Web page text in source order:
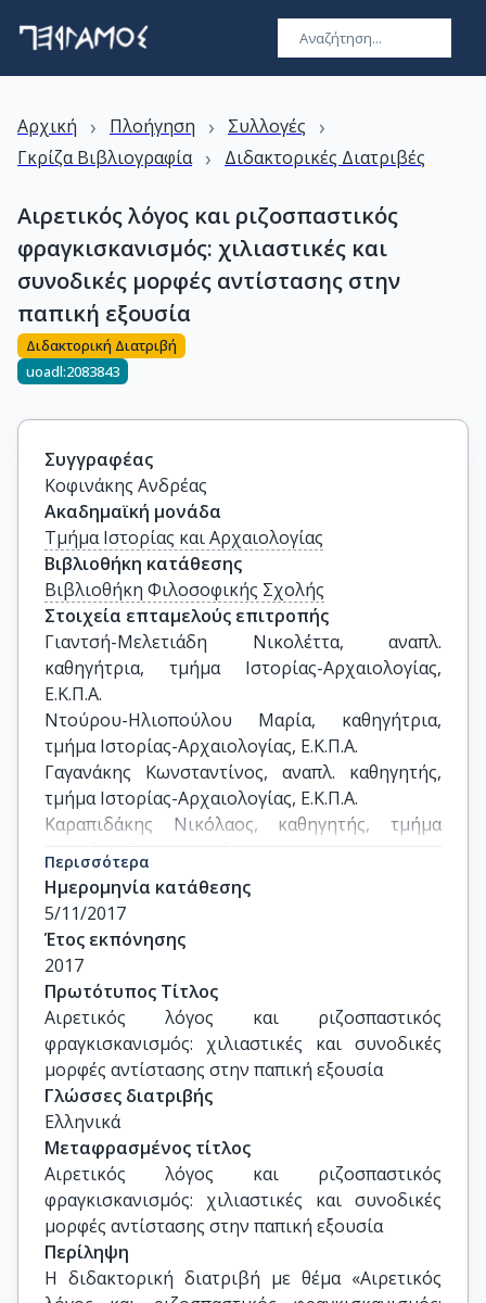
Αρχική › Πλοήγηση › Συλλογές ›
Γκρίζα Βιβλιογραφία › Διδακτορικές Διατριβές
Αιρετικός λόγος και ριζοσπαστικός
φραγκισκανισμός: χιλιαστικές και
συνοδικές μορφές αντίστασης στην
παπική εξουσία
Διδακτορική Διατριβή
uoadl:2083843
Συγγραφέας
Κοφινάκης Ανδρέας
Ακαδημαϊκή μονάδα
Τμήμα Ιστορίας και Αρχαιολογίας
Βιβλιοθήκη κατάθεσης
Βιβλιοθήκη Φιλοσοφικής Σχολής
Στοιχεία επταμελούς επιτροπής
Γιαντσή-Μελετιάδη Νικολέττα, αναπλ.
καθηγήτρια, τμήμα Ιστορίας-Αρχαιολογίας,
Ε.Κ.Π.Α.
Ντούρου-Ηλιοπούλου Μαρία, καθηγήτρια,
τμήμα Ιστορίας-Αρχαιολογίας, Ε.Κ.Π.Α.
Γαγανάκης Κωνσταντίνος, αναπλ. καθηγητής,
τμήμα Ιστορίας-Αρχαιολογίας, Ε.Κ.Π.Α.
Καραπιδάκης Νικόλαος, καθηγητής, τμήμα
Ιστορίας, Παν/μιο Ιονίου
Ράπτης Κωνσταντίνος, αναπλ. καθηγητής, τμήμα
Ιστορίας-Αρχαιολογίας, Ε.Κ.Π.Α.
Μπενέτος Διονύσιος, αναπλ. καθηγητής, τμήμα
Φιλολογίας, Ε.Κ.Π.Α.
Κωνσταντινίδου Αικατερίνη, επίκ. καθηγήτρια,
τμήμα Ιστορίας-Αρχαιολογίας, Ε.Κ.Π.Α.
Περισσότερα
Ημερομηνία κατάθεσης
5/11/2017
Έτος εκπόνησης
2017
Πρωτότυπος Τίτλος
Αιρετικός λόγος και ριζοσπαστικός
φραγκισκανισμός: χιλιαστικές και συνοδικές
μορφές αντίστασης στην παπική εξουσία
Γλώσσες διατριβής
Ελληνικά
Μεταφρασμένος τίτλος
Αιρετικός λόγος και ριζοσπαστικός
φραγκισκανισμός: χιλιαστικές και συνοδικές
μορφές αντίστασης στην παπική εξουσία
Περίληψη
Η διδακτορική διατριβή με θέμα «Αιρετικός